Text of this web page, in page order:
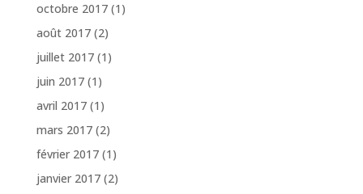
octobre 2017(1)
août 2017(2)
juillet 2017(1)
juin 2017(1)
avril 2017(1)
mars 2017(2)
février 2017(1)
janvier 2017(2)